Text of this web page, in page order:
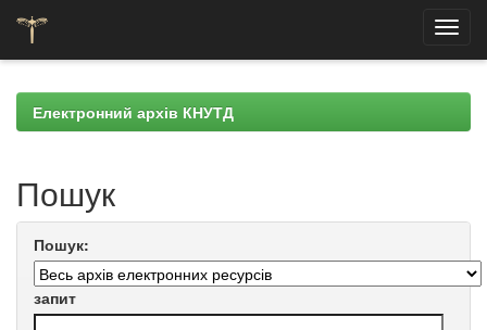
navigationЕлектронний архів КНУТД
Пошук
Пошук:
запит